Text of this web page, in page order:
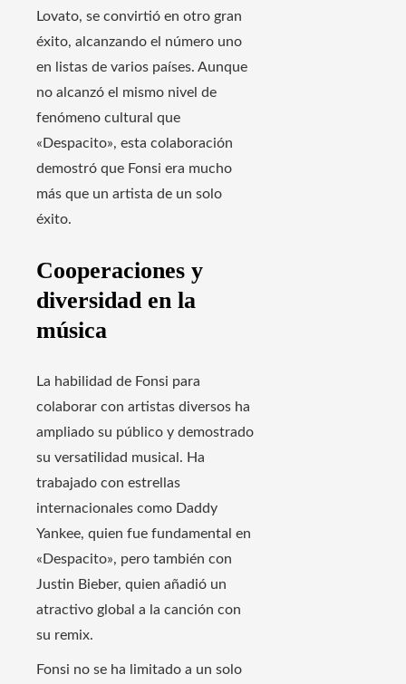
Lovato, se convirtió en otro gran
éxito, alcanzando el número uno
en listas de varios países. Aunque
no alcanzó el mismo nivel de
fenómeno cultural que
«Despacito», esta colaboración
demostró que Fonsi era mucho
más que un artista de un solo
éxito.
Cooperaciones y
diversidad en la
música
La habilidad de Fonsi para
colaborar con artistas diversos ha
ampliado su público y demostrado
su versatilidad musical. Ha
trabajado con estrellas
internacionales como Daddy
Yankee, quien fue fundamental en
«Despacito», pero también con
Justin Bieber, quien añadió un
atractivo global a la canción con
su remix.
Fonsi no se ha limitado a un solo